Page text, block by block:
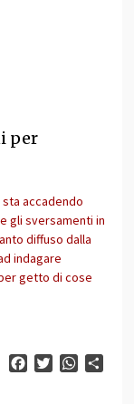
per
accadendo
gli sversamenti in
diffuso dalla
indagare
getto di cose
FacebookTwitter